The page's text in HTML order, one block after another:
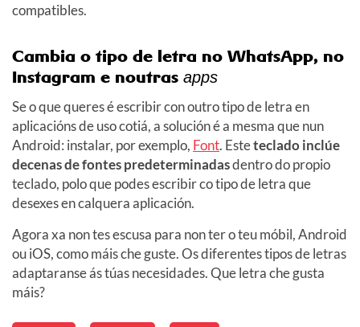
compatibles.
Cambia o tipo de letra no WhatsApp, no
Instagram e noutras apps
Se o que queres é escribir con outro tipo de letra en
aplicacións de uso cotiá, a solución é a mesma que nun
Android: instalar, por exemplo, Font. Esteteclado inclúe
decenas de fontes predeterminadasdentro do propio
teclado, polo que podes escribir co tipo de letra que
desexes en calquera aplicación.
Agora xa non tes escusa para non ter o teu móbil, Android
ou iOS, como máis che guste. Os diferentes tipos de letras
adaptaranse ás túas necesidades. Que letra che gusta
máis?